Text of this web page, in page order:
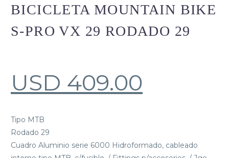
BICICLETA MOUNTAIN BIKE
S-PRO VX 29 RODADO 29
USD 409.00
Tipo MTB
Rodado 29
Cuadro Aluminio serie 6000 Hidroformado, cableado